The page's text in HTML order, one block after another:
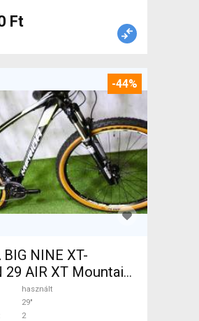
Ft
-44%
BIG NINE XT-
29 AIR XT Mountain
teleszkópos
használt
29"
2